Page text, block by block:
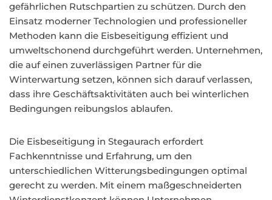
gefährlichen Rutschpartien zu schützen. Durch den
Einsatz moderner Technologien und professioneller
Methoden kann die Eisbeseitigung effizient und
umweltschonend durchgeführt werden. Unternehmen,
die auf einen zuverlässigen Partner für die
Winterwartung setzen, können sich darauf verlassen,
dass ihre Geschäftsaktivitäten auch bei winterlichen
Bedingungen reibungslos ablaufen.
Die Eisbeseitigung in Stegaurach erfordert
Fachkenntnisse und Erfahrung, um den
unterschiedlichen Witterungsbedingungen optimal
gerecht zu werden. Mit einem maßgeschneiderten